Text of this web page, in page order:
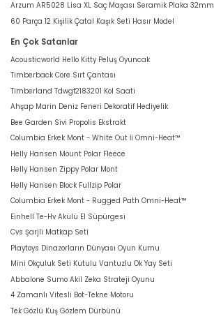
Arzum AR5028 Lisa XL Saç Maşası Seramik Plaka 32mm
60 Parça 12 Kişilik Çatal Kaşık Seti Hasır Model
En Çok Satanlar
Acousticworld Hello Kitty Peluş Oyuncak
Timberback Core Sırt Çantası
Timberland Tdwgf2183201 Kol Saati
Ahşap Marin Deniz Feneri Dekoratif Hediyelik
Bee Garden Sivi Propolis Ekstrakt
Columbia Erkek Mont - White Out İi Omni-Heat™
Helly Hansen Mount Polar Fleece
Helly Hansen Zippy Polar Mont
Helly Hansen Block Fullzip Polar
Columbia Erkek Mont - Rugged Path Omni-Heat™
Einhell Te-Hv Akülü El Süpürgesi
Cvs Şarjli Matkap Seti
Playtoys Dinazorların Dünyası Oyun Kumu
Mini Okçuluk Seti Kutulu Vantuzlu Ok Yay Seti
Abbalone Sumo Akil Zeka Strateji Oyunu
4 Zamanlı Vitesli Bot-Tekne Motoru
Tek Gözlü Kuş Gözlem Dürbünü